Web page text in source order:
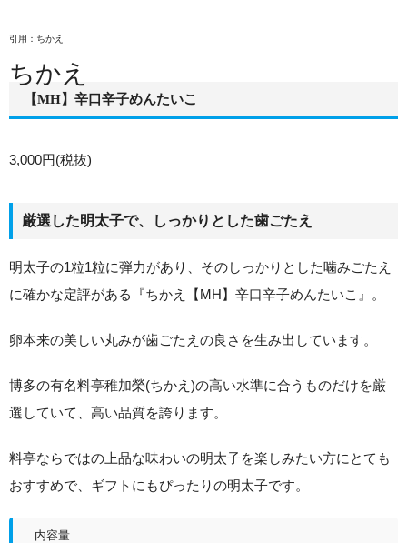
引用：ちかえ
ちかえ
【MH】辛口辛子めんたいこ
3,000円(税抜)
厳選した明太子で、しっかりとした歯ごたえ
明太子の1粒1粒に弾力があり、そのしっかりとした噛みごたえ
に確かな定評がある『ちかえ【MH】辛口辛子めんたいこ』。
卵本来の美しい丸みが歯ごたえの良さを生み出しています。
博多の有名料亭稚加榮(ちかえ)の高い水準に合うものだけを厳
選していて、高い品質を誇ります。
料亭ならではの上品な味わいの明太子を楽しみたい方にとても
おすすめで、ギフトにもぴったりの明太子です。
内容量